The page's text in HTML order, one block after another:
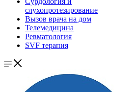
слухопротезирование
Вызов врача на дом
Телемедицина
Ревматология
SVF терапия